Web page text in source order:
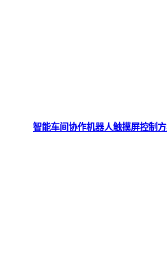
智能车间协作机器人触摸屏控制